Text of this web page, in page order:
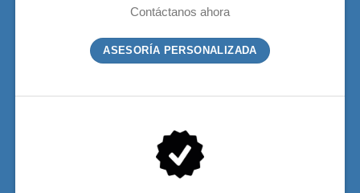
Contáctanos ahora
ASESORÍA PERSONALIZADA